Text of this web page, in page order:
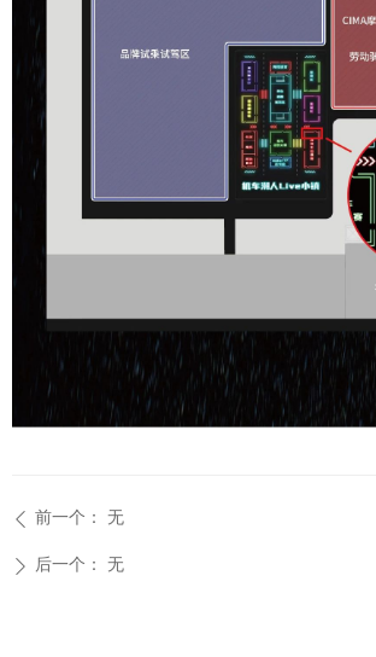
ꄴ 前一个： 无
ꄲ 后一个： 无